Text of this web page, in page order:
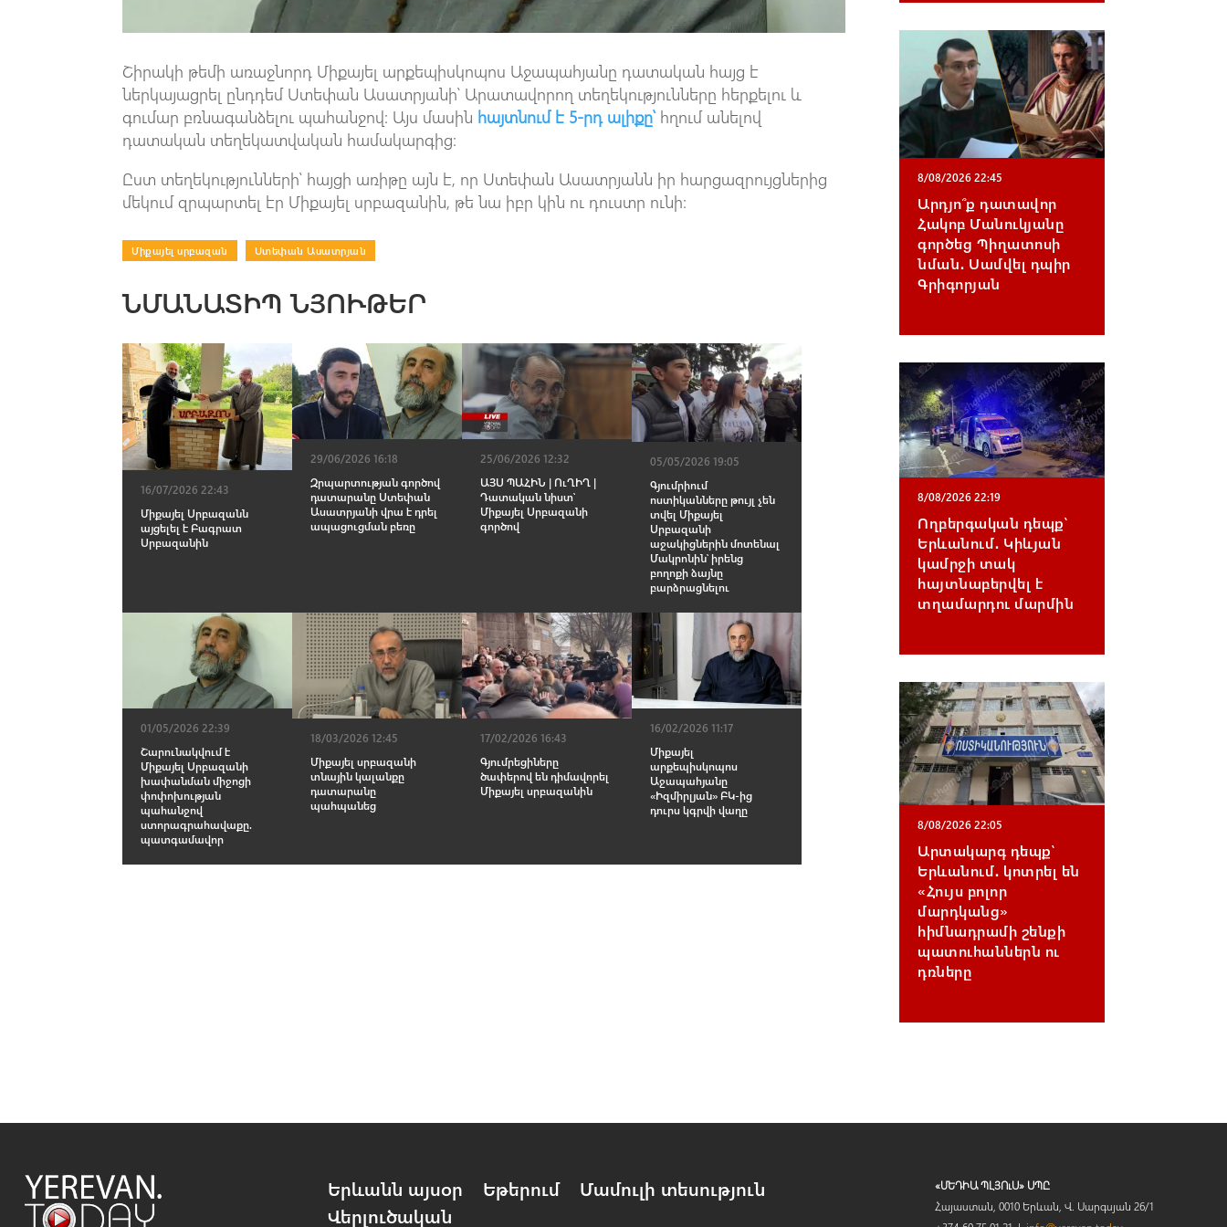
Շիրակի թեմի առաջնորդ Միքայել արքեպիսկոպոս Աջապահյանը դատական հայց է
ներկայացրել ընդդեմ Ստեփան Ասատրյանի՝ Արատավորող տեղեկությունները հերքելու և
գումար բռնագանձելու պահանջով: Այս մասին հայտնում է 5-րդ ալիքը՝հղում անելով
դատական տեղեկատվական համակարգից:
Ըստ տեղեկությունների՝ հայցի առիթը այն է, որ Ստեփան Ասատրյանն իր հարցազրույցներից
մեկում զրպարտել էր Միքայել սրբազանին, թե նա իբր կին ու դուստր ունի:
Միքայել սրբազան Ստեփան Ասատրյան
ՆՄԱՆԱՏԻՊ ՆՅՈՒԹԵՐ
16/07/2026 22:43
Միքայել Սրբազանն
այցելել է Բագրատ
Սրբազանին
29/06/2026 16:18
Զրպարտության գործով
դատարանը Ստեփան
Ասատրյանի վրա է դրել
ապացուցման բեռը
25/06/2026 12:32
ԱՅՍ ՊԱՀԻՆ | ՈւՂԻՂ |
Դատական նիստ՝
Միքայել Սրբազանի
գործով
05/05/2026 19:05
Գյումրիում
ոստիկանները թույլ չեն
տվել Միքայել
Սրբազանի
աջակիցներին մոտենալ
Մակրոնին՝ իրենց
բողոքի ձայնը
բարձրացնելու
01/05/2026 22:39
Շարունակվում է
Միքայել Սրբազանի
խափանման միջոցի
փոփոխության
պահանջով
ստորագրահավաքը.
պատգամավոր
18/03/2026 12:45
Միքայել սրբազանի
տնային կալանքը
դատարանը
պահպանեց
17/02/2026 16:43
Գյումրեցիները
ծափերով են դիմավորել
Միքայել սրբազանին
16/02/2026 11:17
Միքայել
արքեպիսկոպոս
Աջապահյանը
«Իզմիրլյան» ԲԿ-ից
դուրս կգրվի վաղը
8/08/2026 22:45
Արդյո՞ք դատավոր
Հակոբ Մանուկյանը
գործեց Պիղատոսի
նման․ Սամվել դպիր
Գրիգորյան
8/08/2026 22:19
Ողբերգական դեպք՝
Երևանում․ Կիևյան
կամրջի տակ
հայտնաբերվել է
տղամարդու մարմին
8/08/2026 22:05
Արտակարգ դեպք՝
Երևանում․ կոտրել են
«Հույս բոլոր
մարդկանց»
հիմնադրամի շենքի
պատուհաններն ու
դռները
Երևանն այսօր Եթերում
Մամուլի տեսություն
Վերլուծական
«ՄԵԴԻԱ ՊԼՅՈւՍ» ՍՊԸ
Հայաստան, 0010 Երևան, Վ. Սարգսյան 26/1